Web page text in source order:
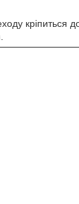
кріпиться